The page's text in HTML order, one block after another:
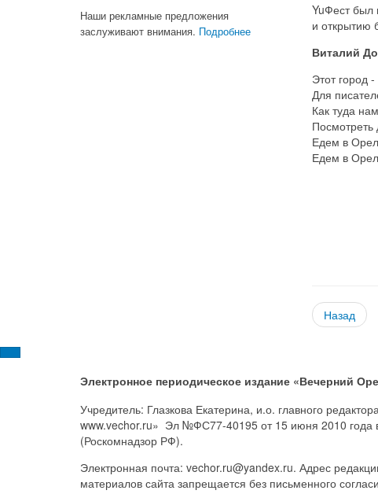
YuФест был
и открытию
Виталий
Этот город
Для
Как туда
Посмотреть
Едем в
Едем в
Назад
Наши рекламные предложения
заслуживают внимания. Подробнее
Электронное периодическое издание «Вечерний
Учредитель: Глазкова Екатерина, и.о. главного
www.vechor.ru» Эл №ФС77-40195 от 15 июня 2010 года
(Роскомнадзор РФ).
Электронная почта: vechor.ru@yandex.ru. Адрес
материалов сайта запрещается без письменного